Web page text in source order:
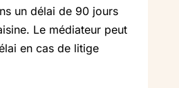
un délai de 90 jours
Le médiateur peut
en cas de litige